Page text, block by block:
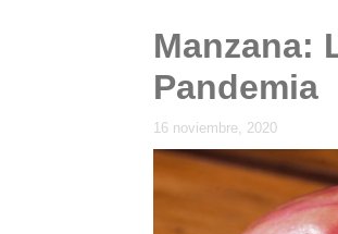
Manzana:
Pandemia
16 noviembre, 2020